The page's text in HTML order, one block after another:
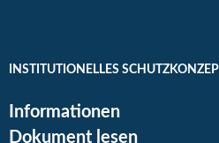
INSTITUTIONELLES SCHUTZKONZEPT
Informationen
Dokument lesen